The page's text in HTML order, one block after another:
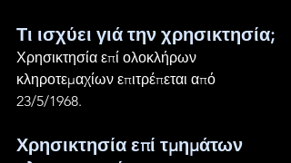
Τι ισχύει γιά την χρησικτησία;
Χρησικτησία επί ολοκλήρων
κληροτεμαχίων επιτρέπεται από
23/5/1968.
Χρησικτησία επί τμημάτων